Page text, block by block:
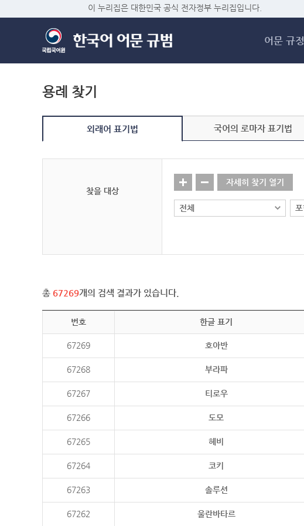
이 누리집은 대한민국 공식 전자정부 누리집입니다.
어문 규정
용례 찾기
외래어 표기법 국어의 로마자 표기법
찾을 대상
자세히 찾기 열기
총 67269개의 검색 결과가 있습니다.
번호 한글 표기
67269 호아반
67268 부라파
67267 티로우
67266 도모
67265 헤비
67264 코키
67263 솔루션
67262 울란바타르